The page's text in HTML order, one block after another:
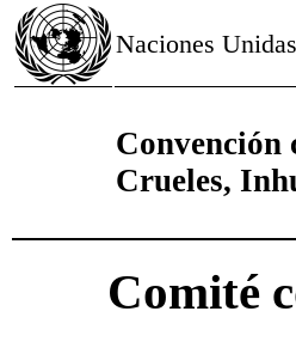
Naciones Unidas
Convención
Crueles,
Comité